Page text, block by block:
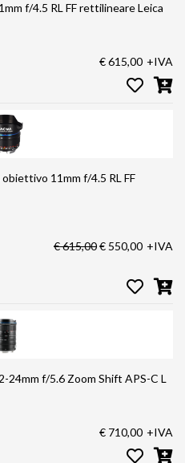
f/4.5 RL FF rettilineare Leica
€ 615,00 +IVA
11mm f/4.5 RL FF
€ 615,00€ 550,00 +IVA
f/5.6 Zoom Shift APS-C L
€ 710,00 +IVA